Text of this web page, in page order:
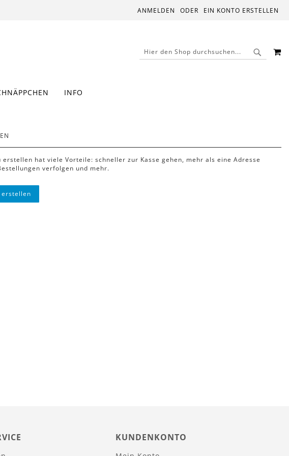
ANMELDEN EIN KONTO ERSTELLEN
SUCHE
INFO
erstellen hat viele Vorteile: schneller zur Kasse gehen, mehr als eine Adresse
verfolgen und mehr.
erstellen
KUNDENKONTO